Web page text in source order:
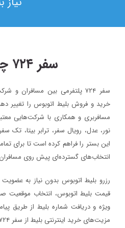
سفر ۷۲۴ چیست؟
سفر ۷۲۴ پلتفرمی بین مسافران
خرید و فروش بلیط اتوبوس را تغییر
مسافربری و همکاری با شرکت‌هایی
نور، عدل، رویال سفر، ترابر بیتا، تک
این بستر را فراهم کرده است تا برای
انتخاب‌های گسترده‌ای پیش روی مسافران
رزرو بلیط اتوبوس بدون نیاز به
قیمت بلیط اتوبوس، انتخاب موقعیت
ویژه و دریافت شماره‌ بلیط از طریق
مزیت‌های خرید اینترنتی بلیط از سفر ۷۲۴ هستند.
حضور سفر۷۲۴ در دومین رویداد بهار کارآفرینان استارتاپی تبریز
سفر۷۲۴ خبر
۱۳۹۷/۹/۱
اصفهان برگزار خواهد شد.